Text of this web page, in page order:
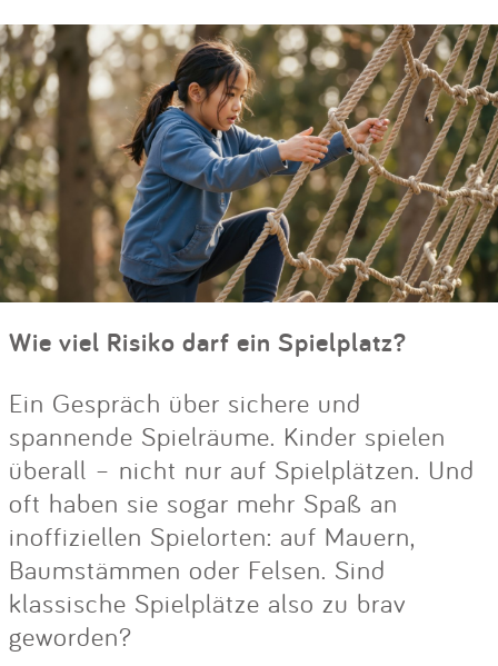
Wie viel Risiko darf ein Spielplatz?
Ein Gespräch über sichere und
spannende Spielräume. Kinder spielen
überall – nicht nur auf Spielplätzen. Und
oft haben sie sogar mehr Spaß an
inoffiziellen Spielorten: auf Mauern,
Baumstämmen oder Felsen. Sind
klassische Spielplätze also zu brav
geworden?